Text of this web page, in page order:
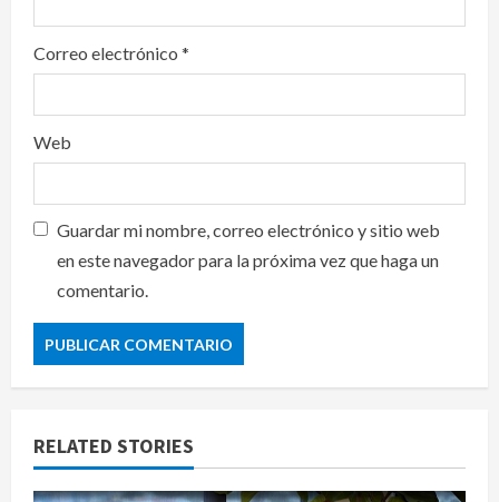
Correo electrónico *
Web
Guardar mi nombre, correo electrónico y sitio web
en este navegador para la próxima vez que haga un
comentario.
RELATED STORIES